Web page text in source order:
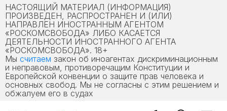
НАСТОЯЩИЙ МАТЕРИАЛ (ИНФОРМАЦИЯ)
ПРОИЗВЕДЕН, РАСПРОСТРАНЕН И (ИЛИ)
НАПРАВЛЕН ИНОСТРАННЫМ АГЕНТОМ
«РОСКОМСВОБОДА» ЛИБО КАСАЕТСЯ
ДЕЯТЕЛЬНОСТИ ИНОСТРАННОГО АГЕНТА
«РОСКОМСВОБОДА». 18+
Мы считаем закон об иноагентах дискриминационным
и неправовым, противоречащим Конституции и
Европейской конвенции о защите прав человека и
основных свобод. Мы не согласны с этим решением и
обжалуем его в судах